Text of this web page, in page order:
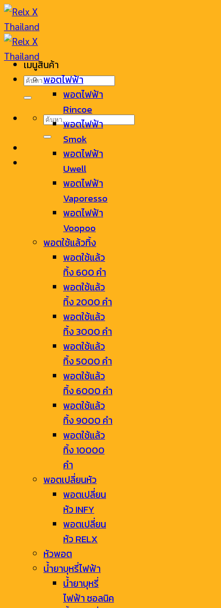
Skip
to
content
ค้นหา:
ค้นหา:
เมนูสินค้า
พอตไฟฟ้า
พอตไฟฟ้า
Rincoe
พอตไฟฟ้า
Smok
พอตไฟฟ้า
Uwell
พอตไฟฟ้า
Vaporesso
พอตไฟฟ้า
Voopoo
พอตใช้แล้วทิ้ง
พอตใช้แล้ว
ทิ้ง 600 คำ
พอตใช้แล้ว
ทิ้ง 2000 คำ
พอตใช้แล้ว
ทิ้ง 3000 คำ
พอตใช้แล้ว
ทิ้ง 5000 คำ
พอตใช้แล้ว
ทิ้ง 6000 คำ
พอตใช้แล้ว
ทิ้ง 9000 คำ
พอตใช้แล้ว
ทิ้ง 10000
คำ
พอตเปลี่ยนหัว
พอตเปลี่ยน
หัว INFY
พอตเปลี่ยน
หัว RELX
หัวพอต
น้ำยาบุหรี่ไฟฟ้า
น้ำยาบุหรี่
ไฟฟ้า ซอลนิค